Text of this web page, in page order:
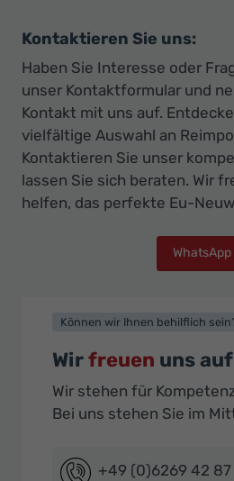
Kontaktieren Sie uns:
Haben Sie Interesse oder
unser Kontaktformular und
Kontakt mit uns auf.
vielfältige Auswahl an
Kontaktieren Sie unser
lassen Sie sich beraten. Wir
helfen, das perfekte Eu-
WhatsApp
Können wir Ihnen behilflich
Wirfreuen uns
Wir stehen für
Bei uns stehen Sie im
+49 (0)6269 42